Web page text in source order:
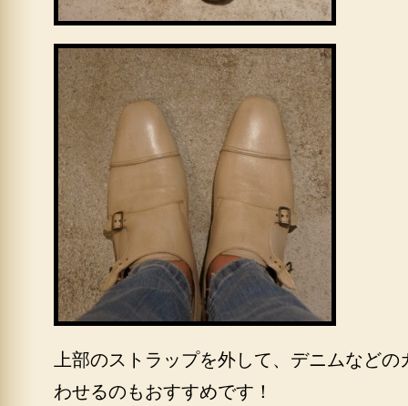
上部のストラップを外して、デニムなど
わせるのもおすすめです！